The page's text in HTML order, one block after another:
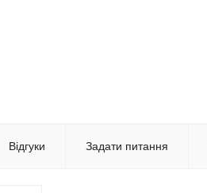
Відгуки Задати питання